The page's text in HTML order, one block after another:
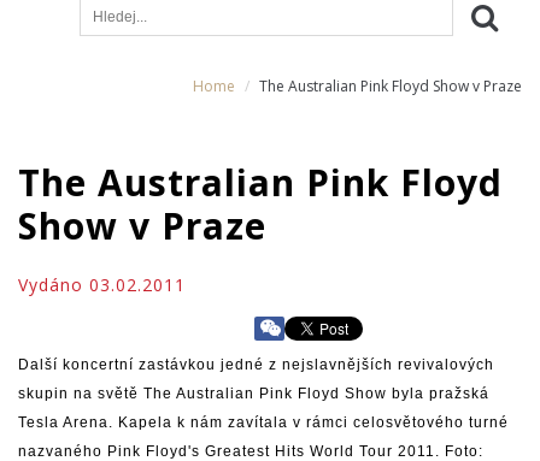
Home The Australian Pink Floyd Show v Praze
The Australian Pink Floyd
Show v Praze
Vydáno 03.02.2011
Další koncertní zastávkou jedné z nejslavnějších revivalových
skupin na světě The Australian Pink Floyd Show byla pražská
Tesla Arena. Kapela k nám zavítala v rámci celosvětového turné
nazvaného Pink Floyd's Greatest Hits World Tour 2011. Foto: